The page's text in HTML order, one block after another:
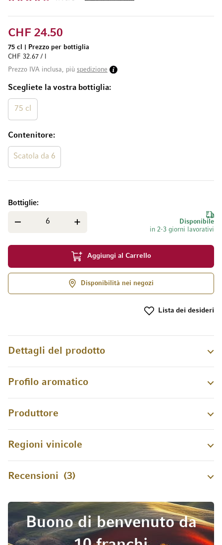
Scegliete la vostra bottiglia
75 cl
Contenitore
Scatola da 6
CHF 24.50
75 cl
Prezzo per bottiglia
CHF 32.67 / l
Prezzo IVA inclusa, più spedizione
Disponibile
in 2-3 giorni lavorativi
Bottiglie
Aggiungi al Carrello
Disponibilità nei negozi
Lista dei desideri
Dettagli del prodotto
Profilo aromatico
Produttore
Regioni vinicole
Recensioni 3
Buono di benvenuto da